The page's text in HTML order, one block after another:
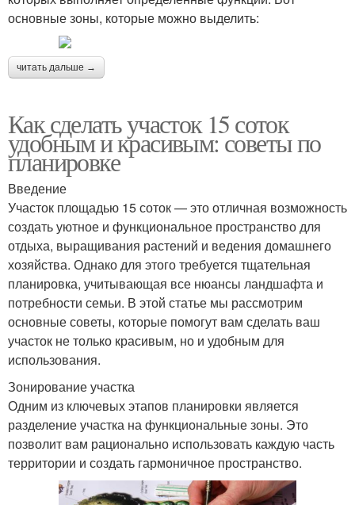
основные зоны, которые можно выделить:
читать дальше →
Как сделать участок 15 соток
удобным и красивым: советы по
планировке
Введение
Участок площадью 15 соток — это отличная возможность
создать уютное и функциональное пространство для
отдыха, выращивания растений и ведения домашнего
хозяйства. Однако для этого требуется тщательная
планировка, учитывающая все нюансы ландшафта и
потребности семьи. В этой статье мы рассмотрим
основные советы, которые помогут вам сделать ваш
участок не только красивым, но и удобным для
использования.
Зонирование участка
Одним из ключевых этапов планировки является
разделение участка на функциональные зоны. Это
позволит вам рационально использовать каждую часть
территории и создать гармоничное пространство.